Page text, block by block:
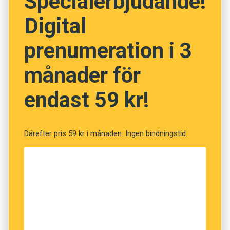
Digital
prenumeration i 3
månader för
endast 59 kr!
Därefter pris 59 kr i månaden. Ingen bindningstid.